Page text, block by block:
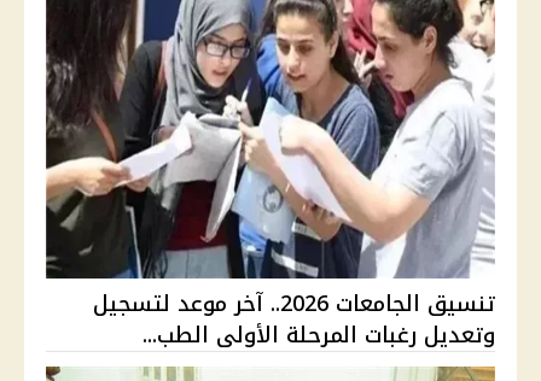
تنسيق الجامعات 2026.. آخر موعد لتسجيل
وتعديل رغبات المرحلة الأولى الطب...